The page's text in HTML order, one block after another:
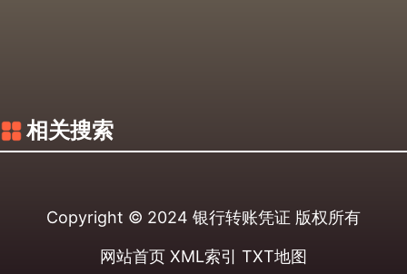
相关搜索
Copyright © 2024 银行转账凭证 版权所有
网站首页 XML索引 TXT地图